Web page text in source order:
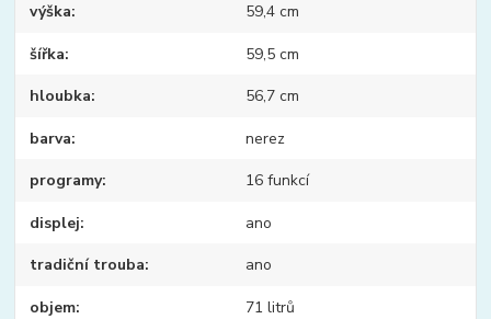
výška 59,4 cm
šířka 59,5 cm
hloubka 56,7 cm
barva nerez
programy 16 funkcí
displej ano
tradiční trouba ano
objem 71 litrů